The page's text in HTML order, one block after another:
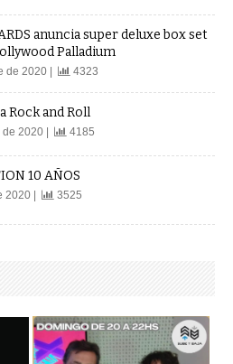
anuncia super deluxe box set
Palladium
de 2020 | 4323
Rock and Roll
2020 | 4185
10 AÑOS
2020 | 3525